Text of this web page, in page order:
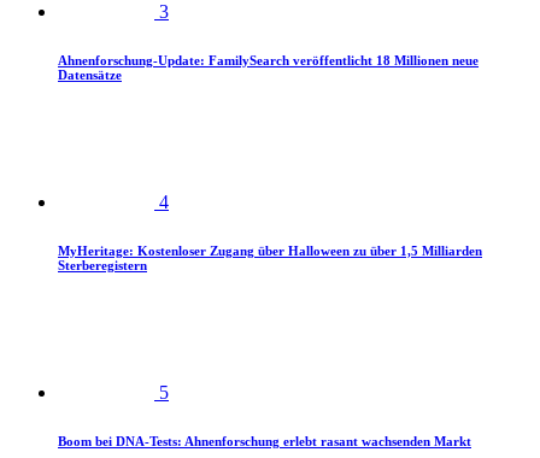
3
Ahnenforschung-Update: FamilySearch veröffentlicht 18 Millionen neue
Datensätze
4
MyHeritage: Kostenloser Zugang über Halloween zu über 1,5 Milliarden
Sterberegistern
5
Boom bei DNA-Tests: Ahnenforschung erlebt rasant wachsenden Markt